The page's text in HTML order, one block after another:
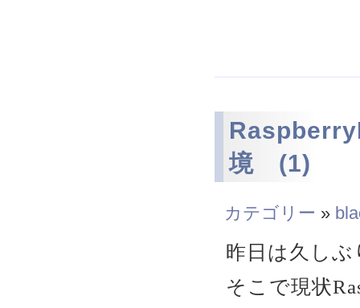
境 (1)
カテゴリー »
昨日は久し
そこで現状